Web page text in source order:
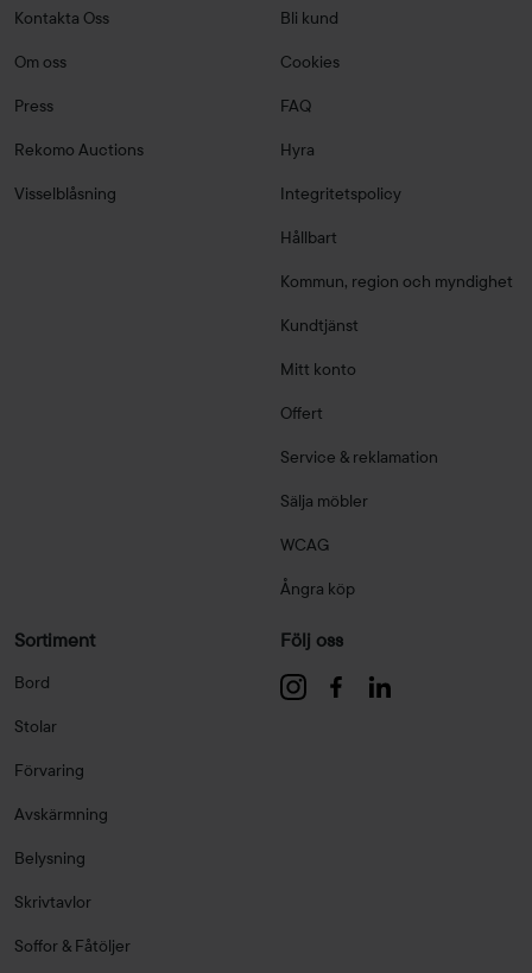
Kontakta Oss
Om oss
Press
Rekomo Auctions
Visselblåsning
Bli kund
Cookies
FAQ
Hyra
Integritetspolicy
Hållbart
Kommun, region och myndighet
Kundtjänst
Mitt konto
Offert
Service & reklamation
Sälja möbler
WCAG
Ångra köp
Sortiment
Bord
Stolar
Förvaring
Avskärmning
Belysning
Skrivtavlor
Soffor & Fåtöljer
Följ oss